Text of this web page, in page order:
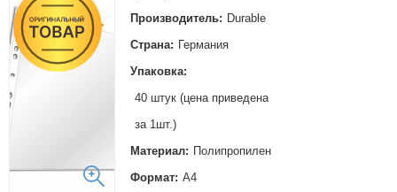
Производитель: Durable
Страна: Германия
Упаковка:
40 штук (цена приведена
за 1шт.)
Материал: Полипропилен
Формат: А4